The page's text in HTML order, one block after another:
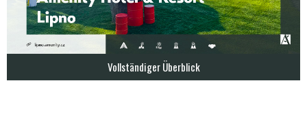
Vollständiger Überblick